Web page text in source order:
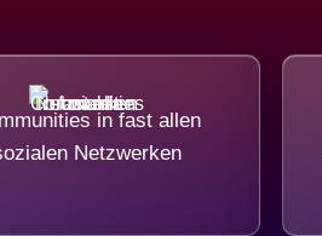
in fast allen
Netzwerken